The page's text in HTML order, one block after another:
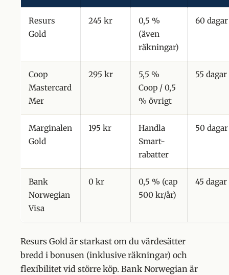
Resurs
Gold
245 kr
0,5 %
(även
räkningar)
60 dagar
Coop
Mastercard
Mer
295 kr
5,5 %
Coop / 0,5
% övrigt
55 dagar
Marginalen
Gold
195 kr
Handla
Smart-
rabatter
50 dagar
Bank
Norwegian
Visa
0 kr
0,5 % (cap
500 kr/år)
45 dagar
Resurs Gold är starkast om du värdesätter
bredd i bonusen (inklusive räkningar) och
flexibilitet vid större köp. Bank Norwegian är